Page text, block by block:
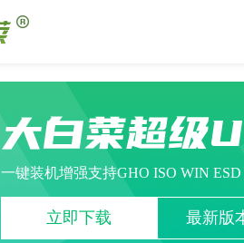
大白菜超级
一键装机增强支持GHO ISO WIN
立即下载 最新版